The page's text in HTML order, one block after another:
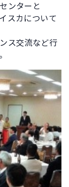
ンターと
スカについて
ス交流など行